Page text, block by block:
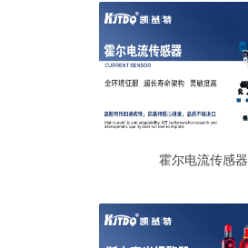
霍尔电流传感器